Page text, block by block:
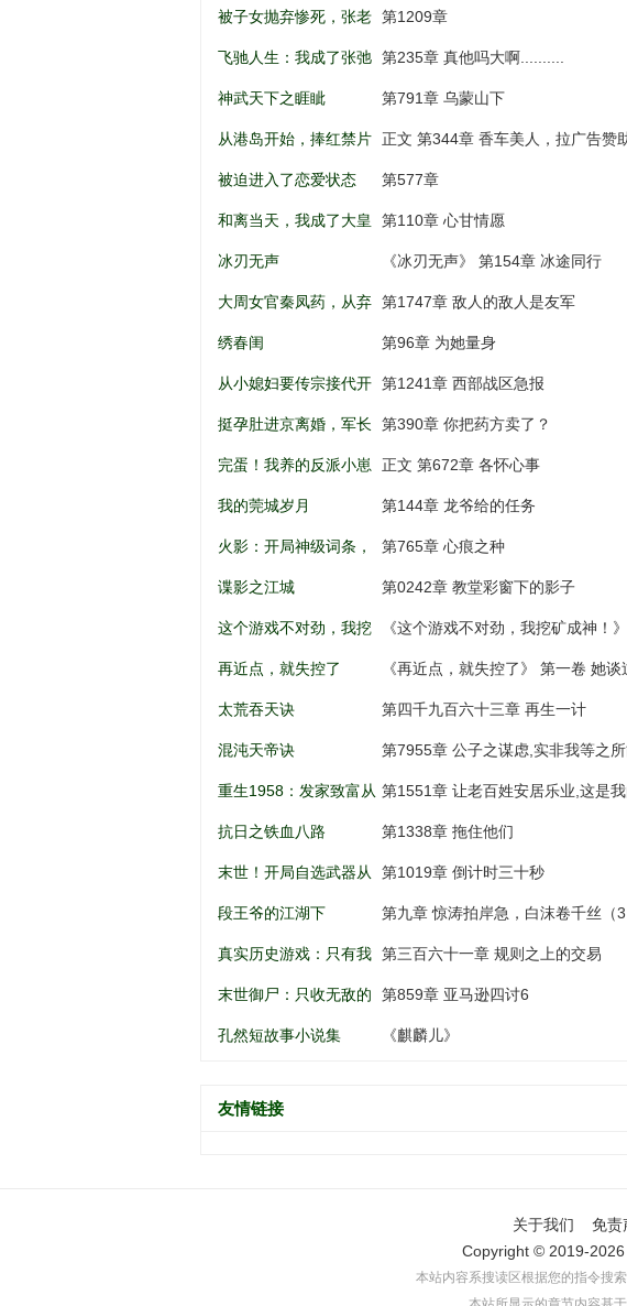
被子女抛弃惨死，张老
太重生八零
第1209章
飞驰人生：我成了张弛
亲弟弟
第235章 真他吗大啊..........
神武天下之睚眦 第791章 乌蒙山下
从港岛开始，捧红禁片
女神
正文 第344章 香车美人，拉广告赞
被迫进入了恋爱状态 第577章
和离当天，我成了大皇
子的掌上娇
第110章 心甘情愿
冰刃无声 《冰刃无声》 第154章 冰途同行
大周女官秦凤药，从弃
儿到权利巅
第1747章 敌人的敌人是友军
绣春闺 第96章 为她量身
从小媳妇要传宗接代开
始
第1241章 西部战区急报
挺孕肚进京离婚，军长
低头轻声哄
第390章 你把药方卖了？
完蛋！我养的反派小崽
全是大佬
正文 第672章 各怀心事
我的莞城岁月 第144章 龙爷给的任务
火影：开局神级词条，
忍界破大防
第765章 心痕之种
谍影之江城 第0242章 教堂彩窗下的影子
这个游戏不对劲，我挖
矿成神！
《这个游戏不对劲，我挖矿成神！
打劫，天意百战图录（第六更！）
再近点，就失控了 《再近点，就失控了》 第一卷 她
太荒吞天诀 第四千九百六十三章 再生一计
混沌天帝诀 第7955章 公子之谋虑,实非我等之所
重生1958：发家致富从
南锣鼓巷开始
第1551章 让老百姓安居乐业,这是我
谁动谁死
抗日之铁血八路 第1338章 拖住他们
末世！开局自选武器从
黑道到军阀
第1019章 倒计时三十秒
段王爷的江湖下 第九章 惊涛拍岸急，白沫卷千丝（3
真实历史游戏：只有我
知道剧情
第三百六十一章 规则之上的交易
末世御尸：只收无敌的
异种丧尸
第859章 亚马逊四讨6
孔然短故事小说集 《麒麟儿》
友情链接
关于我们 免责
Copyright © 2019-2026
本站内容系搜读区根据您的指令搜